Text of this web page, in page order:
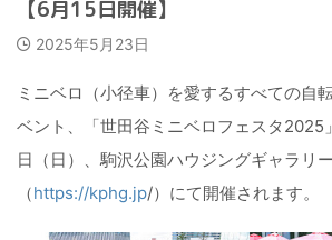
【6月15日開催】
2025年5月23日
ミニベロ（小径車）を愛するすべての自
ベント、「世田谷ミニベロフェスタ2025
日（日）、駒沢公園ハウジングギャラリー
（https://kphg.jp/）にて開催されます。